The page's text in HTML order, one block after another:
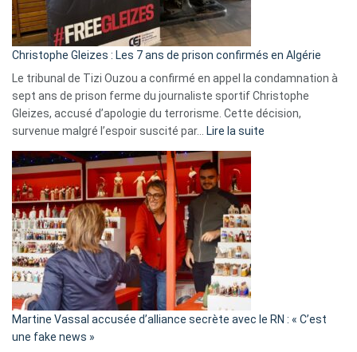
présence
d’Israël
Christophe Gleizes : Les 7 ans de prison confirmés en Algérie
Le tribunal de Tizi Ouzou a confirmé en appel la condamnation à
sept ans de prison ferme du journaliste sportif Christophe
Gleizes, accusé d’apologie du terrorisme. Cette décision,
survenue malgré l’espoir suscité par…
Lire la suite
Algérie
Martine Vassal accusée d’alliance secrète avec le RN : « C’est
une fake news »